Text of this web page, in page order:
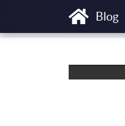
Blog
Accueil